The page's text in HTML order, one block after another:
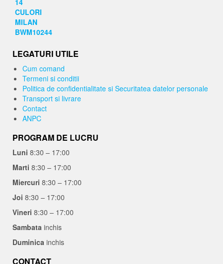
LEGATURI UTILE
Cum comand
Termeni si conditii
Politica de confidentialitate si Securitatea datelor personale
Transport si livrare
Contact
ANPC
PROGRAM DE LUCRU
Luni 8:30 – 17:00
Marti 8:30 – 17:00
Miercuri 8:30 – 17:00
Joi 8:30 – 17:00
Vineri 8:30 – 17:00
Sambata inchis
Duminica inchis
CONTACT